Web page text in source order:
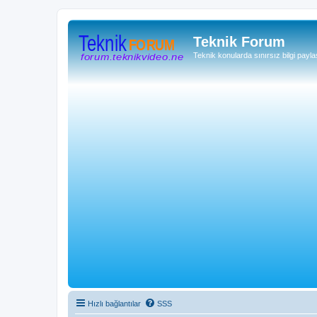
Teknik Forum
Teknik konularda sınırsız bilgi
Hızlı bağlantılar SSS